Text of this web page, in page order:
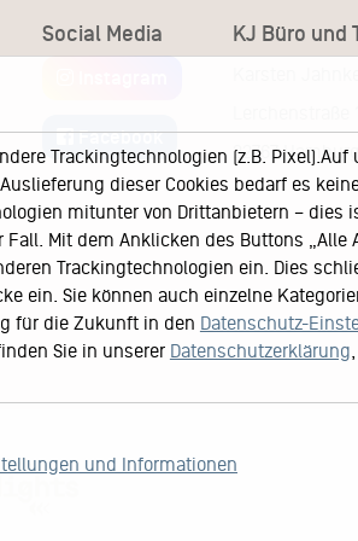
Social Media
Facebook
KJ Büro und
Karsten
22767 Hamburg
Trackingtechnologien (z.B. Pixel).Auf
dieser Cookies bedarf es
mitunter von Drittanbietern – dies
Mit dem Anklicken des Buttons „Alle
Trackingtechnologien ein. Dies
ein. Sie können auch einzelne
für die Zukunft in den Datenschutz-
Sie in unserer Datenschutzerklärung
und Informationen